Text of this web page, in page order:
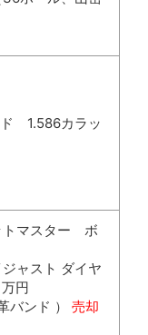
ド 1.586カラッ
トマスター ボ
ャスト ダイヤ
円
バンド ）売却